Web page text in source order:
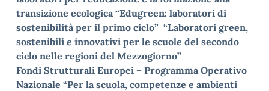
transizione ecologica “Edugreen: laboratori di
sostenibilità per il primo ciclo” “Laboratori green,
sostenibili e innovativi per le scuole del secondo
ciclo nelle regioni del Mezzogiorno”
Fondi Strutturali Europei – Programma Operativo
Nazionale “Per la scuola, competenze e ambienti